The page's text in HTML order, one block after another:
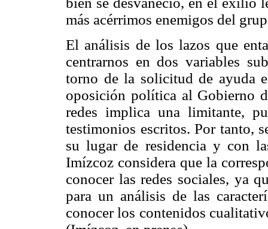
más acérrimos enemigos del
El análisis de los lazos que
centrarnos en dos variables
torno de la solicitud de ayuda
oposición política al Gobierno
redes implica una limitante,
testimonios escritos. Por tanto,
su lugar de residencia y con
Imízcoz considera que la
conocer las redes sociales, ya
para un análisis de las
conocer los contenidos